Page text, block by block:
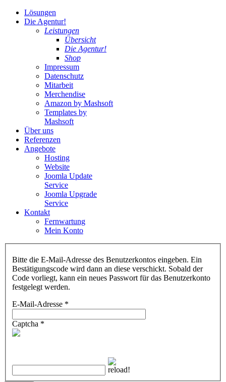
Lösungen
Die Agentur!
Leistungen
Übersicht
Die Agentur!
Shop
Impressum
Datenschutz
Mitarbeit
Merchendise
Amazon by Mashsoft
Templates by
Mashsoft
Über uns
Referenzen
Angebote
Hosting
Website
Joomla Update
Service
Joomla Upgrade
Service
Kontakt
Fernwartung
Mein Konto
Bitte die E-Mail-Adresse des Benutzerkontos eingeben. Ein
Bestätigungscode wird dann an diese verschickt. Sobald der
Code vorliegt, kann ein neues Passwort für das Benutzerkonto
festgelegt werden.
E-Mail-Adresse *
Captcha *